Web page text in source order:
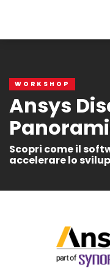
WORKSHOP
Ansys
Scopri come il
accelerare lo